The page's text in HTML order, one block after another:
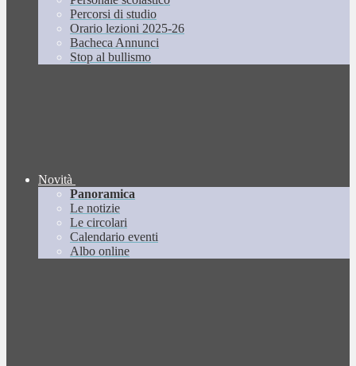
Percorsi di studio
Orario lezioni 2025-26
Bacheca Annunci
Stop al bullismo
Novità
Panoramica
Le notizie
Le circolari
Calendario eventi
Albo online